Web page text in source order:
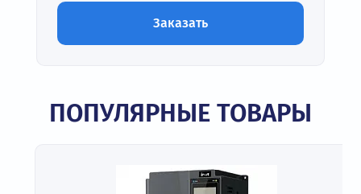
Заказать
ПОПУЛЯРНЫЕ ТОВАРЫ